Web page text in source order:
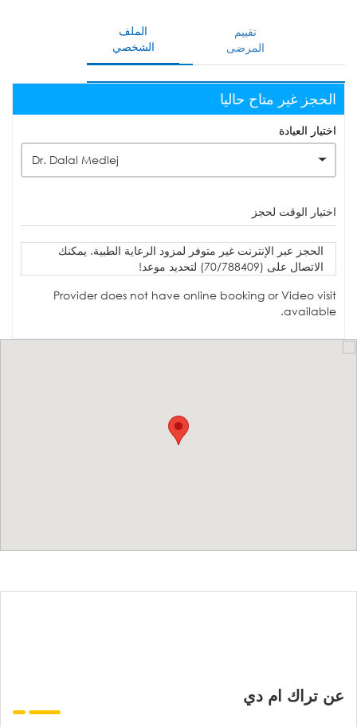
الملف
الشخصي
تقييم
المرضى
الحجز غير متاح حاليا
اختيار العيادة
Dr. Dalal Medlej
اختيار الوقت لحجز
الحجز عبر الإنترنت غير متوفر لمزود الرعاية الطبية. يمكنك
الاتصال على (70/788409) لتحديد موعد!
Provider does not have online booking or Video visit
available.
عن تراك ام دي